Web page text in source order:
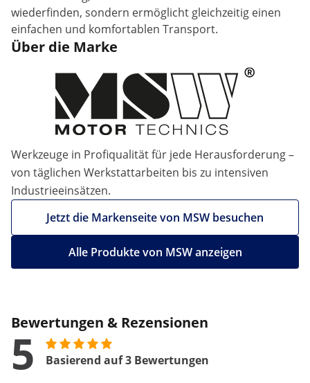
wiederfinden, sondern ermöglicht gleichzeitig einen
einfachen und komfortablen Transport.
Über die Marke
Werkzeuge in Profiqualität für jede Herausforderung –
von täglichen Werkstattarbeiten bis zu intensiven
Industrieeinsätzen.
Jetzt die Markenseite von MSW besuchen
Alle Produkte von MSW anzeigen
Bewertungen & Rezensionen
5 Basierend auf 3 Bewertungen